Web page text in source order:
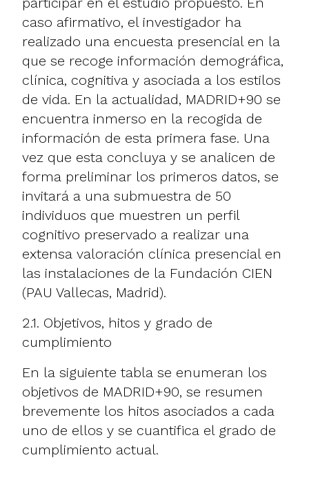
caso afirmativo, el investigador ha
realizado una encuesta presencial en la
que se recoge información demográfica,
clínica, cognitiva y asociada a los estilos
de vida. En la actualidad, MADRID+90 se
encuentra inmerso en la recogida de
información de esta primera fase. Una
vez que esta concluya y se analicen de
forma preliminar los primeros datos, se
invitará a una submuestra de 50
individuos que muestren un perfil
cognitivo preservado a realizar una
extensa valoración clínica presencial en
las instalaciones de la Fundación CIEN
(PAU Vallecas, Madrid).
2.1. Objetivos, hitos y grado de
cumplimiento
En la siguiente tabla se enumeran los
objetivos de MADRID+90, se resumen
brevemente los hitos asociados a cada
uno de ellos y se cuantifica el grado de
cumplimiento actual.